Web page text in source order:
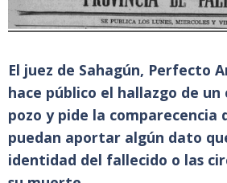
El juez de Sahagún, Perfecto
hace público el hallazgo de un
pozo y pide la comparecencia
puedan aportar algún dato
identidad del fallecido o las